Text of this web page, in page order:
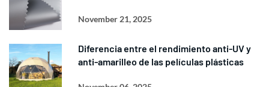
November 21, 2025
Diferencia entre el rendimiento anti-UV y
anti-amarilleo de las películas plásticas